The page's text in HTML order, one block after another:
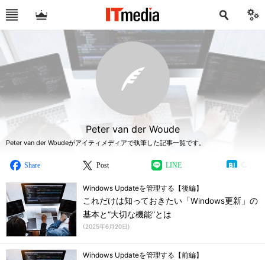
Peter van der Woude
Peter van der Woudeがアイティメディアで執筆した記事一覧です。
Share Post LINE
Windows Updateを管理する【後編】
これだけは知っておきたい「Windows更新」の
基本と“大切な機能”とは
(2025年6月20日)
Windows Updateを管理する【前編】